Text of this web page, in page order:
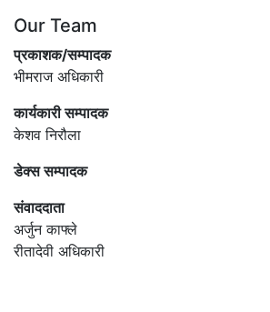
Our Team
प्रकाशक/सम्पादक
भीमराज अधिकारी
कार्यकारी सम्पादक
केशव निरौला
डेक्स सम्पादक
संवाददाता
अर्जुन काफ्ले
रीतादेवी अधिकारी